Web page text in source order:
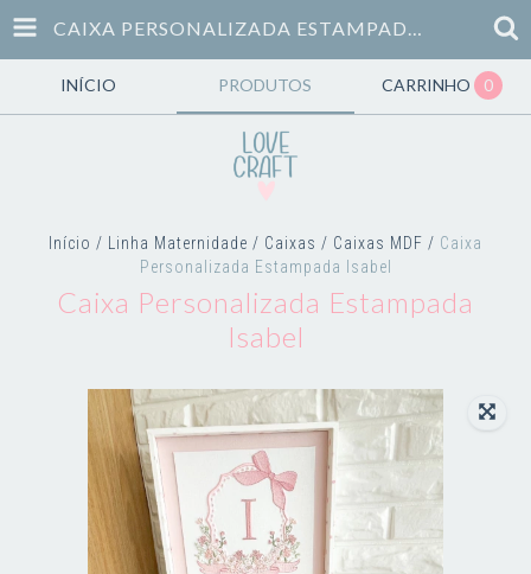
CAIXA PERSONALIZADA ESTAMPADA ISABEL
INÍCIO PRODUTOS CARRINHO 0
Início / Linha Maternidade / Caixas / Caixas MDF / Caixa
Personalizada Estampada Isabel
Caixa Personalizada Estampada
Isabel